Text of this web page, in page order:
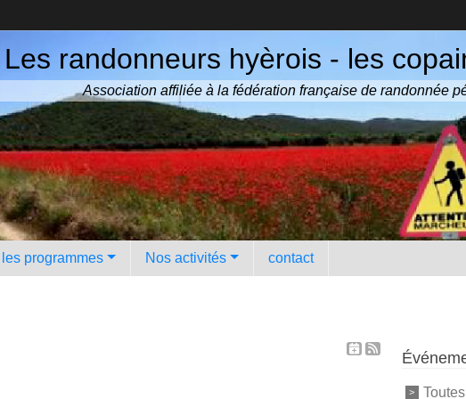
Les randonneurs hyèrois - les
Association affiliée à la fédération française de randonnée
programmes Nos activités contact